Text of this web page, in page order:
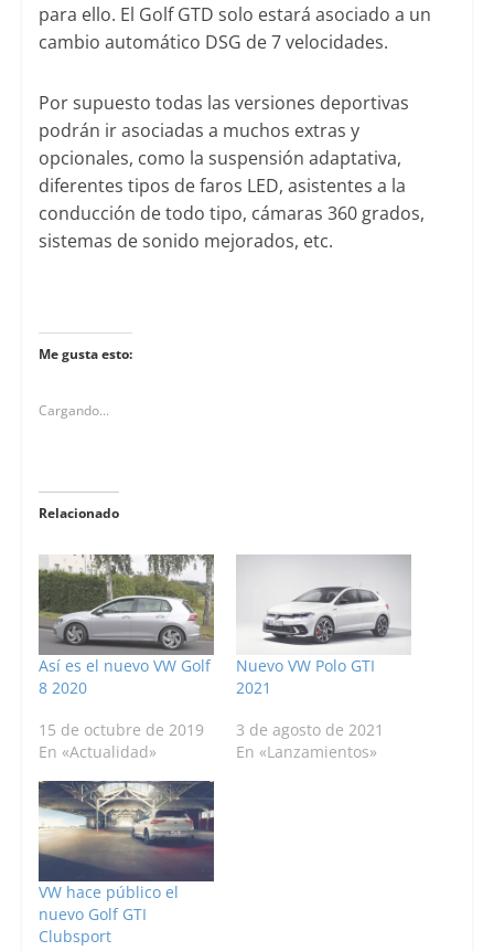
para ello. El Golf GTD solo estará asociado a un
cambio automático DSG de 7 velocidades.
Por supuesto todas las versiones deportivas
podrán ir asociadas a muchos extras y
opcionales, como la suspensión adaptativa,
diferentes tipos de faros LED, asistentes a la
conducción de todo tipo, cámaras 360 grados,
sistemas de sonido mejorados, etc.
Me gusta esto:
Cargando...
Relacionado
Así es el nuevo VW Golf
8 2020
15 de octubre de 2019
En «Actualidad»
Nuevo VW Polo GTI
2021
3 de agosto de 2021
En «Lanzamientos»
VW hace público el
nuevo Golf GTI
Clubsport